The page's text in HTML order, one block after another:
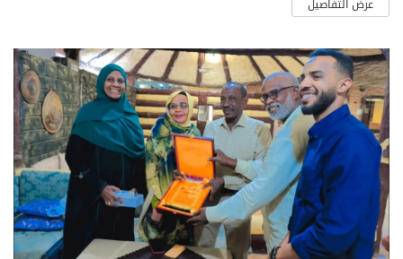
عرض التفاصيل